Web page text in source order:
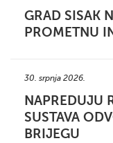
GRAD SISAK
PROMETNU
30. srpnja 2026.
NAPREDUJU
SUSTAVA
BRIJEGU